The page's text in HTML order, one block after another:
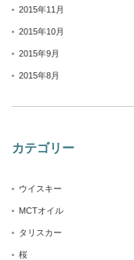
2015年11月
2015年10月
2015年9月
2015年8月
カテゴリー
ウイスキー
MCTオイル
タリスカー
桜